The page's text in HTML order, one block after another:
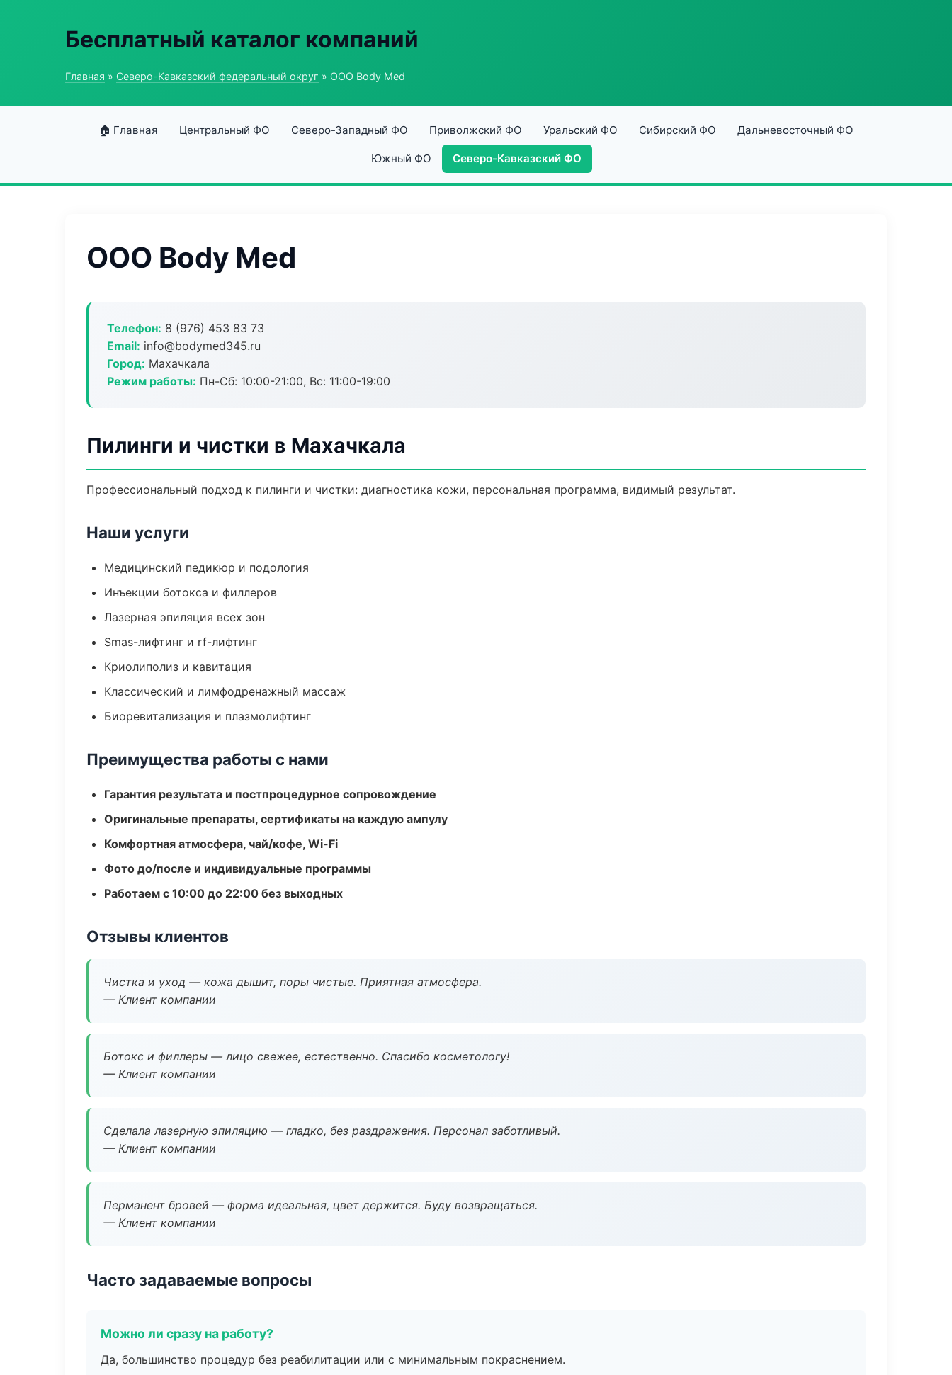
Бесплатный каталог компаний
Главная » Северо-Кавказский федеральный округ » ООО Body Med
🏠 Главная Центральный ФО Северо-Западный ФО Приволжский ФО Уральский ФО Сибирский ФО Дальневосточный ФО
Южный ФО Северо-Кавказский ФО
ООО Body Med
Телефон: 8 (976) 453 83 73
Email: info@bodymed345.ru
Город: Махачкала
Режим работы: Пн-Сб: 10:00-21:00, Вс: 11:00-19:00
Пилинги и чистки в Махачкала
Профессиональный подход к пилинги и чистки: диагностика кожи, персональная программа, видимый результат.
Наши услуги
Медицинский педикюр и подология
Инъекции ботокса и филлеров
Лазерная эпиляция всех зон
Smas-лифтинг и rf-лифтинг
Криолиполиз и кавитация
Классический и лимфодренажный массаж
Биоревитализация и плазмолифтинг
Преимущества работы с нами
Гарантия результата и постпроцедурное сопровождение
Оригинальные препараты, сертификаты на каждую ампулу
Комфортная атмосфера, чай/кофе, Wi-Fi
Фото до/после и индивидуальные программы
Работаем с 10:00 до 22:00 без выходных
Отзывы клиентов
Чистка и уход — кожа дышит, поры чистые. Приятная атмосфера.
— Клиент компании
Ботокс и филлеры — лицо свежее, естественно. Спасибо косметологу!
— Клиент компании
Сделала лазерную эпиляцию — гладко, без раздражения. Персонал заботливый.
— Клиент компании
Перманент бровей — форма идеальная, цвет держится. Буду возвращаться.
— Клиент компании
Часто задаваемые вопросы
Можно ли сразу на работу?
Да, большинство процедур без реабилитации или с минимальным покраснением.